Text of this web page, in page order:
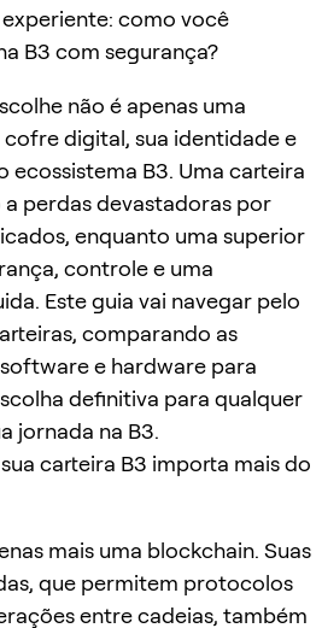
como você
B3 com segurança?
não é apenas uma
digital, sua identidade e
ecossistema B3. Uma carteira
perdas devastadoras por
enquanto uma superior
controle e uma
Este guia vai navegar pelo
comparando as
e hardware para
definitiva para qualquer
jornada na B3.
carteira B3 importa mais do
mais uma blockchain. Suas
que permitem protocolos
entre cadeias, também